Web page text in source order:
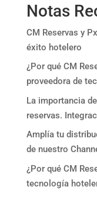
Notas
CM Reservas y
éxito hotelero
¿Por qué CM
proveedora de
La importancia
reservas.
Amplía tu
de nuestro
¿Por qué CM
tecnología